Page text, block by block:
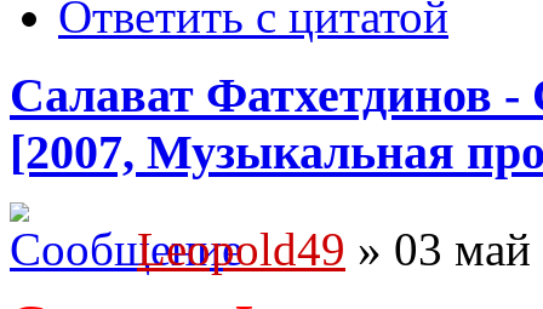
Ответить с цитатой
Салават Фатхетдинов -
[2007, Музыкальная
Leopold49 » 03